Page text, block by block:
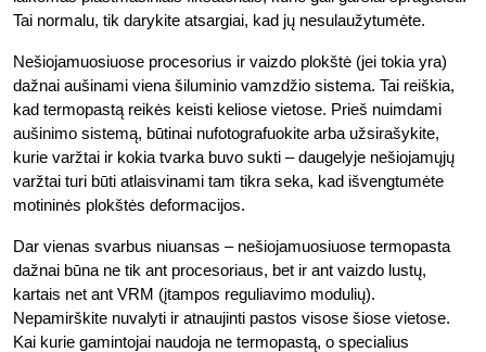
Tai normalu, tik darykite atsargiai, kad jų nesulaužytumėte.
Nešiojamuosiuose procesorius ir vaizdo plokštė (jei tokia yra)
dažnai aušinami viena šiluminio vamzdžio sistema. Tai reiškia,
kad termopastą reikės keisti keliose vietose. Prieš nuimdami
aušinimo sistemą, būtinai nufotografuokite arba užsirašykite,
kurie varžtai ir kokia tvarka buvo sukti – daugelyje nešiojamųjų
varžtai turi būti atlaisvinami tam tikra seka, kad išvengtumėte
motininės plokštės deformacijos.
Dar vienas svarbus niuansas – nešiojamuosiuose termopasta
dažnai būna ne tik ant procesoriaus, bet ir ant vaizdo lustų,
kartais net ant VRM (įtampos reguliavimo modulių).
Nepamirškite nuvalyti ir atnaujinti pastos visose šiose vietose.
Kai kurie gamintojai naudoja ne termopastą, o specialius